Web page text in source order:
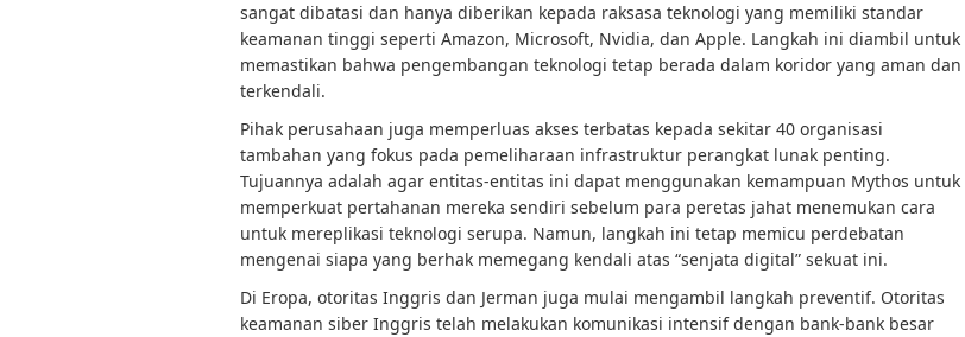
sangat dibatasi dan hanya diberikan kepada raksasa teknologi yang memiliki standar
keamanan tinggi seperti Amazon, Microsoft, Nvidia, dan Apple. Langkah ini diambil untuk
memastikan bahwa pengembangan teknologi tetap berada dalam koridor yang aman dan
terkendali.
Pihak perusahaan juga memperluas akses terbatas kepada sekitar 40 organisasi
tambahan yang fokus pada pemeliharaan infrastruktur perangkat lunak penting.
Tujuannya adalah agar entitas-entitas ini dapat menggunakan kemampuan Mythos untuk
memperkuat pertahanan mereka sendiri sebelum para peretas jahat menemukan cara
untuk mereplikasi teknologi serupa. Namun, langkah ini tetap memicu perdebatan
mengenai siapa yang berhak memegang kendali atas “senjata digital” sekuat ini.
Di Eropa, otoritas Inggris dan Jerman juga mulai mengambil langkah preventif. Otoritas
keamanan siber Inggris telah melakukan komunikasi intensif dengan bank-bank besar